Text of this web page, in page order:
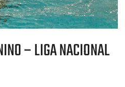
– LIGA NACIONAL